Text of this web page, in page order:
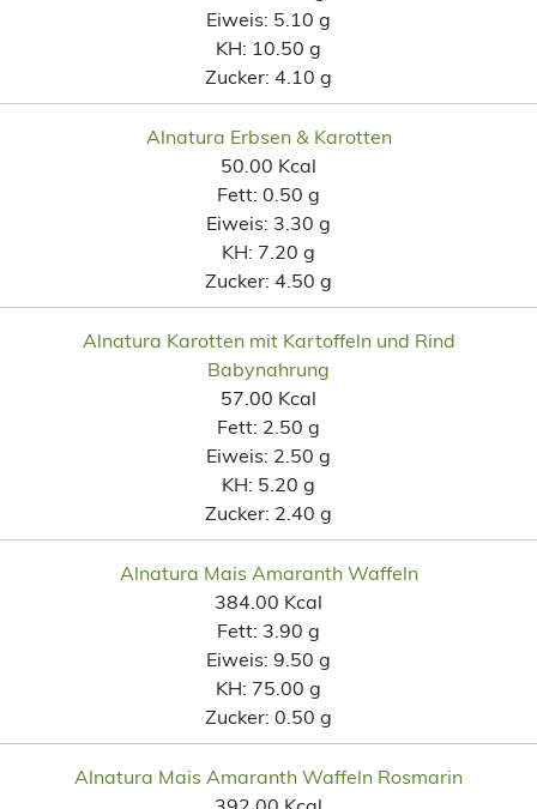
Eiweis: 5.10 g
KH: 10.50 g
Zucker: 4.10 g
Alnatura Erbsen & Karotten
50.00 Kcal
Fett: 0.50 g
Eiweis: 3.30 g
KH: 7.20 g
Zucker: 4.50 g
Alnatura Karotten mit Kartoffeln und Rind
Babynahrung
57.00 Kcal
Fett: 2.50 g
Eiweis: 2.50 g
KH: 5.20 g
Zucker: 2.40 g
Alnatura Mais Amaranth Waffeln
384.00 Kcal
Fett: 3.90 g
Eiweis: 9.50 g
KH: 75.00 g
Zucker: 0.50 g
Alnatura Mais Amaranth Waffeln Rosmarin